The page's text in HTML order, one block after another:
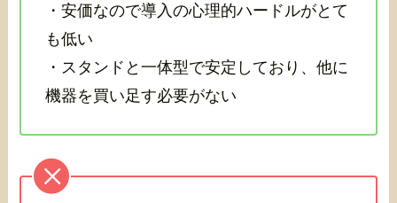
・安価なので導入の心理的ハードルがとて
も低い
・スタンドと一体型で安定しており、他に
機器を買い足す必要がない